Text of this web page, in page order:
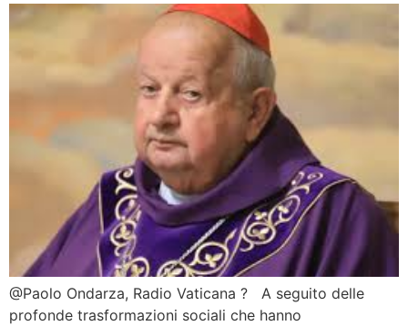
@Paolo Ondarza, Radio Vaticana ? A seguito delle
profonde trasformazioni sociali che hanno